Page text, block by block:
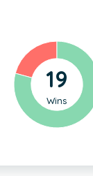
19
Wins